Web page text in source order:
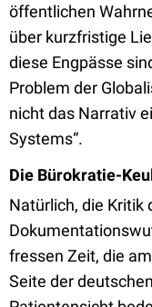
öffentlichen
über kurzfristige
diese Engpässe
Problem der
nicht das Narrativ
Systems“.
Die Bürokratie-
Natürlich, die Kritik
fressen Zeit, die
Seite der